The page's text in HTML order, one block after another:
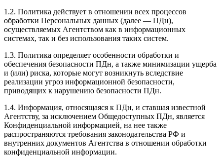
1.2. Политика действует в отношении всех процессов
обработки Персональных данных (далее — ПДн),
осуществляемых Агентством как в информационных
системах, так и без использования таких систем.
1.3. Политика определяет особенности обработки и
обеспечения безопасности ПДн, а также минимизации ущерба
и (или) риска, которые могут возникнуть вследствие
реализации угроз информационной безопасности,
приводящих к нарушению безопасности ПДн.
1.4. Информация, относящаяся к ПДн, и ставшая известной
Агентству, за исключением Общедоступных ПДн, является
Конфиденциальной информацией, на нее также
распространяются требования законодательства РФ и
внутренних документов Агентства в отношении обработки
конфиденциальной информации.